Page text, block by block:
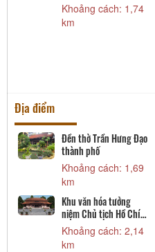
Khoảng cách: 1,74
km
Địa điểm
Đền thờ Trần Hưng Đạo
thành phố
Khoảng cách: 1,69
km
Khu văn hóa tưởng
niệm Chủ tịch Hồ Chí
Minh
Khoảng cách: 2,14
km